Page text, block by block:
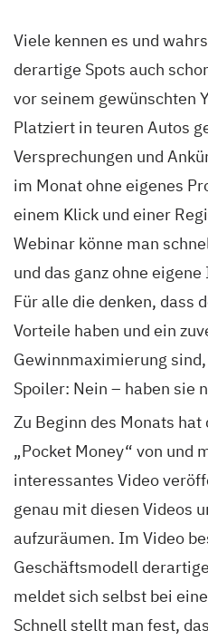
Viele kennen es und
derartige Spots auch
vor seinem gewünschten
Platziert in teuren Autos
Versprechungen und
im Monat ohne eigenes
einem Klick und einer
Webinar könne man
und das ganz ohne
Für alle die denken, dass
Vorteile haben und ein
Gewinnmaximierung
Spoiler: Nein – haben sie
Zu Beginn des Monats hat
„Pocket Money“ von und
interessantes Video
genau mit diesen Videos
aufzuräumen. Im Video
Geschäftsmodell
meldet sich selbst bei
Schnell stellt man fest,